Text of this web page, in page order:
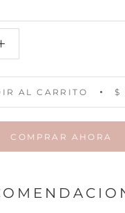
AL CARRITO $
COMPRAR AHORA